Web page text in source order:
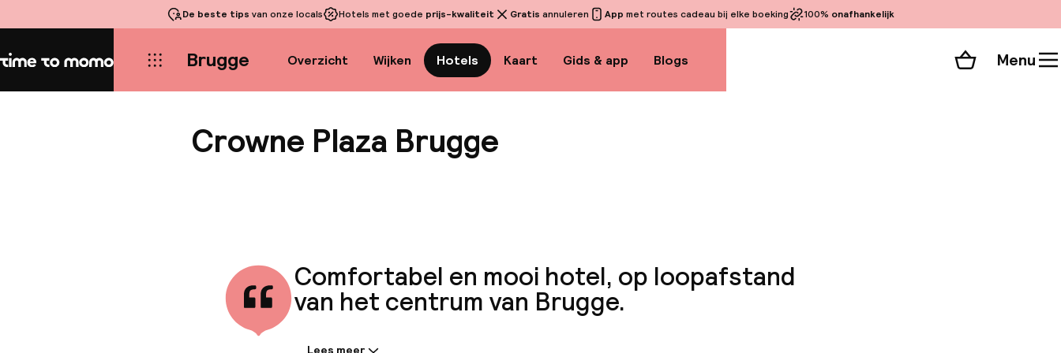
De beste tips van onze locals Hotels met goede prijs-kwaliteit Gratis annuleren App met routes cadeau bij elke boeking 100% onafhankelijk
Home Brugge Overzicht Wijken Hotels Kaart Gids & app Blogs Winkelmand
Menu
Crowne Plaza Brugge
Comfortabel en mooi hotel, op loopafstand
van het centrum van Brugge.
Lees meer